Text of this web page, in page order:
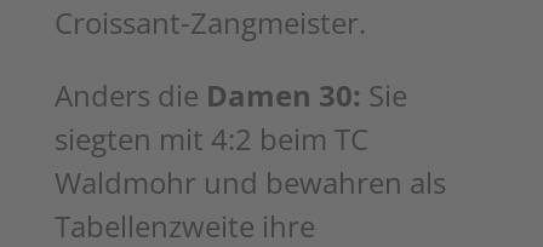
Croissant-Zangmeister.
Anders die Damen 30: Sie
siegten mit 4:2 beim TC
Waldmohr und bewahren als
Tabellenzweite ihre